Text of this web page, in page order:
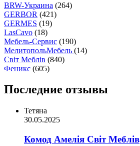
BRW-Украина (264)
GERBOR (421)
GERMES (19)
LasCavo (18)
Мебель-Сервис (190)
МелитопольМебель (14)
Світ Меблів (840)
Феникс (605)
Последние отзывы
Тетяна
30.05.2025
Комод Амелія Світ Меблів